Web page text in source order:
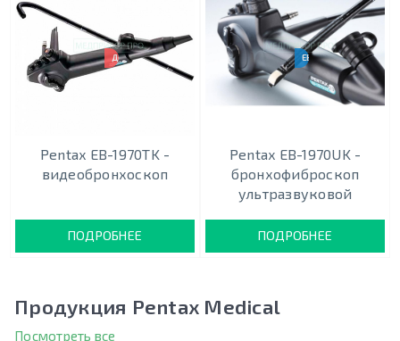
ДВУХКАНАЛЬНЫЙ
Pentax EB-1970TK -
видеобронхоскоп
ПОДРОБНЕЕ
EBUS-TBNA
Pentax EB-1970UK -
бронхофиброскоп
ультразвуковой
ПОДРОБНЕЕ
Продукция Pentax Medical
Посмотреть все